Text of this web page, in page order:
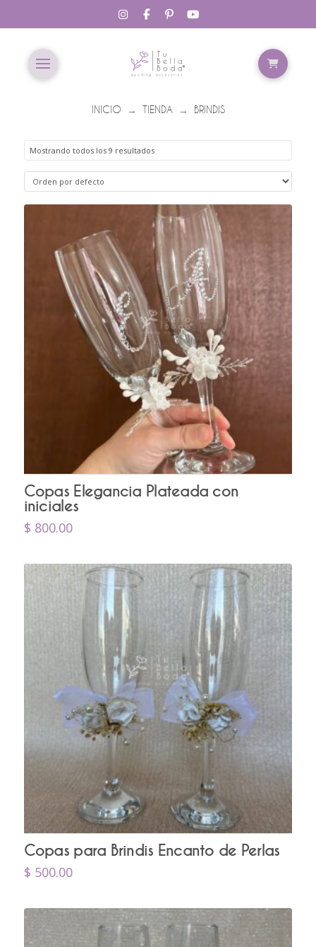
INICIO → TIENDA → BRINDIS
Mostrando todos los 9 resultados
Copas Elegancia Plateada con
iniciales
$ 800.00
Copas para Brindis Encanto de Perlas
$ 500.00